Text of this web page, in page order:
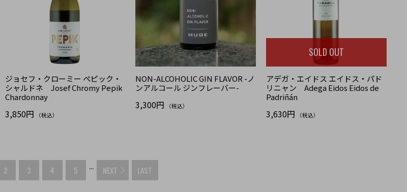
ジョセフ・クローミー ぺピック・
シャルドネ Josef Chromy Pepik
Chardonnay
3,850円 （税込）
NON-ALCOHOLIC GIN FLAVOR -ノ
ンアルコール ジンフレーバー-
3,300円 （税込）
SOLD OUT
アデガ・エイドス エイドス・パド
リニャン Adega Eidos Eidos de
Padriñán
3,630円 （税込）
2 3 4 5 ... NEXT LAST